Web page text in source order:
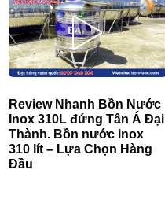
Review Nhanh Bồn Nước
Inox 310L đứng Tân Á Đại
Thành. Bồn nước inox
310 lít – Lựa Chọn Hàng
Đầu